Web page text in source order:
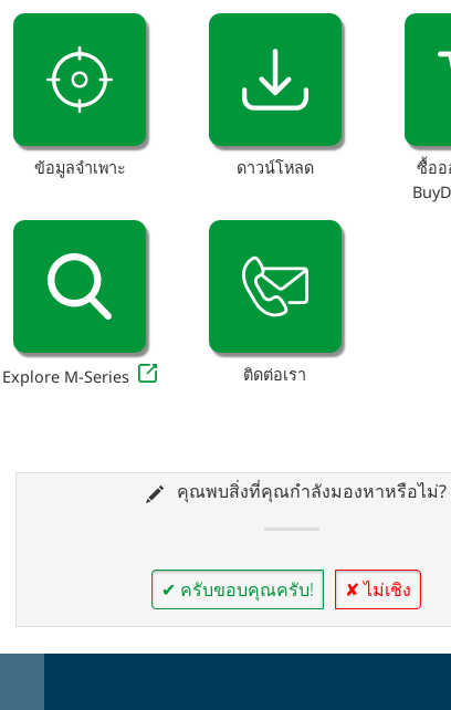
ข้อมูลจำเพาะ ดาวน์โหลด
ซื้ออ
Explore M-Series ติดต่อเรา
คุณพบสิ่งที่คุณกำลังมองหาหรือไม่?
✔ ครับขอบคุณครับ! ✘ ไม่เชิง